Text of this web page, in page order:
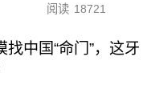
阅读 18721
找中国“命门”，这牙